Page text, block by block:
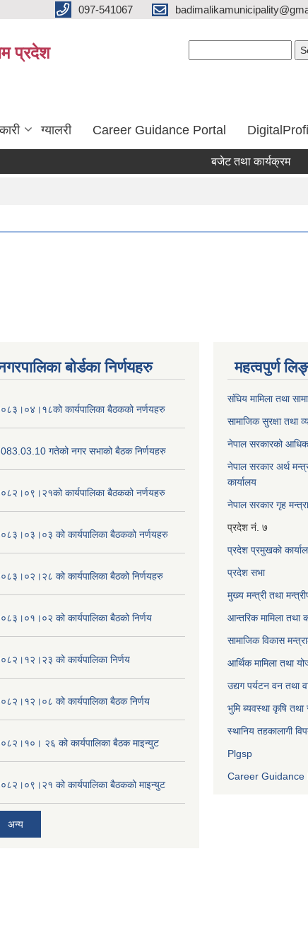
097-541067
प्रदेश
ग्यालरी Career Guidance Portal
बजेट तथा कार्यक्रम
बोर्डका निर्णयहरु
कार्यपालिका बैठकको नर्णयहरु
गतेको नगर सभाको बैठक निर्णयहरु
कार्यपालिका बैठकको नर्णयहरु
को कार्यपालिका बैठकको नर्णयहरु
को कार्यपालिका बैठको निर्णयहरु
को कार्यपालिका बैठको निर्णय
को कार्यपालिका निर्णय
को कार्यपालिका बैठक निर्णय
२६ को कार्यपालिका बैठक माइन्युट
को कार्यपालिका बैठकको माइन्युट
अन्य
महत्वपुर्ण
संघिय मामिला तथा
सामाजिक सुरक्षा तथा
नेपाल सरकारको
नेपाल सरकार अर्थ
कार्यालय
नेपाल सरकार गृह
प्रदेश नं. ७
प्रदेश प्रमुखको
प्रदेश सभा
मुख्य मन्त्री तथा
आन्तरिक मामिला तथा
सामाजिक विकास
आर्थिक मामिला तथा
उद्यग पर्यटन वन तथा
भुमि ब्यवस्था कृषि तथा
स्थानिय तहकालागी
Plgsp
Career Guidance